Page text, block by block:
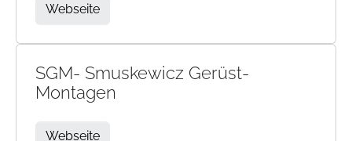
Webseite
SGM- Smuskewicz Gerüst-
Montagen
Webseite